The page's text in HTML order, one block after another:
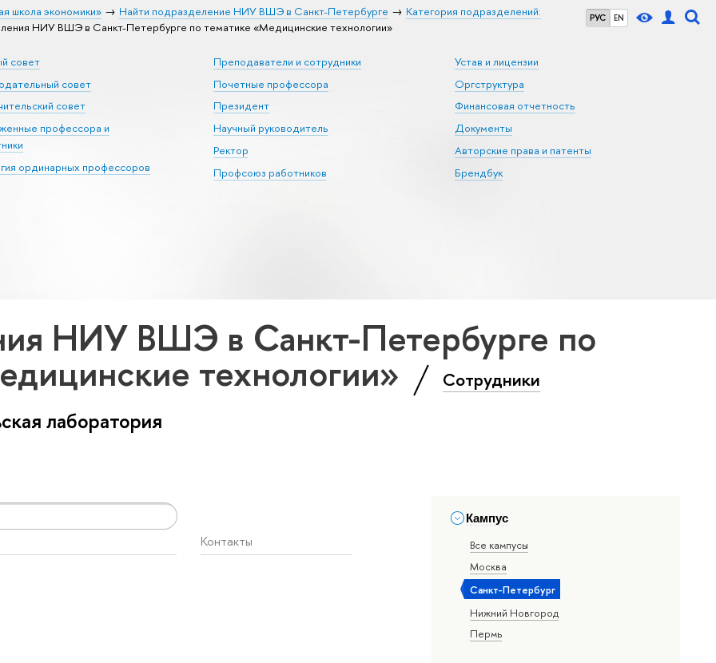
РУС EN
школа экономики» Найти подразделение НИУ ВШЭ в Санкт-Петербурге
Категория подразделений:
НИУ ВШЭ в Санкт-Петербурге по тематике «Медицинские технологии»
совет
совет
совет
профессора и
ординарных профессоров
Преподаватели и сотрудники
Почетные профессора
Президент
Научный руководитель
Ректор
Профсоюз работников
Устав и лицензии
Оргструктура
Финансовая отчетность
Документы
Авторские права и патенты
Брендбук
НИУ ВШЭ в Санкт-Петербурге по
технологии» Сотрудники
лаборатория
Кампус
Все кампусы
Москва
Санкт-Петербург
Нижний Новгород
Пермь
Контакты